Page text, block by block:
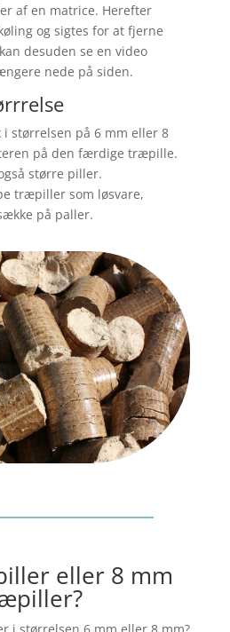
af en matrice. Herefter
og sigtes for at fjerne
desuden se en video
nede på siden.
størrelsen på 6 mm eller 8
på den færdige træpille.
større piller.
træpiller som løsvare,
på paller.
eller 8 mm